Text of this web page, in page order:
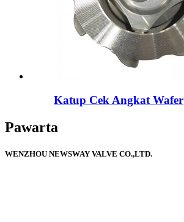
Katup Cek Angkat Wafer
Pawarta
WENZHOU NEWSWAY VALVE CO.,LTD.